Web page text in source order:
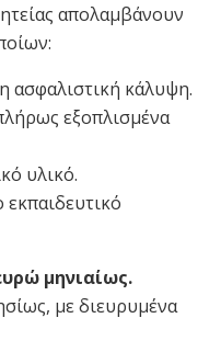
απολαμβάνουν
ασφαλιστική κάλυψη.
εξοπλισμένα
υλικό.
εκπαιδευτικό
μηνιαίως.
με διευρυμένα